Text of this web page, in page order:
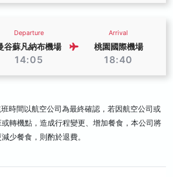
Departure
谷蘇凡納布機場
14:05
Arrival
桃園國際機場
18:40
時間以航空公司為最終確認，若因航空公司或
轉機點，造成行程變更、增加餐食，本公司將
少餐食，則酌於退費。